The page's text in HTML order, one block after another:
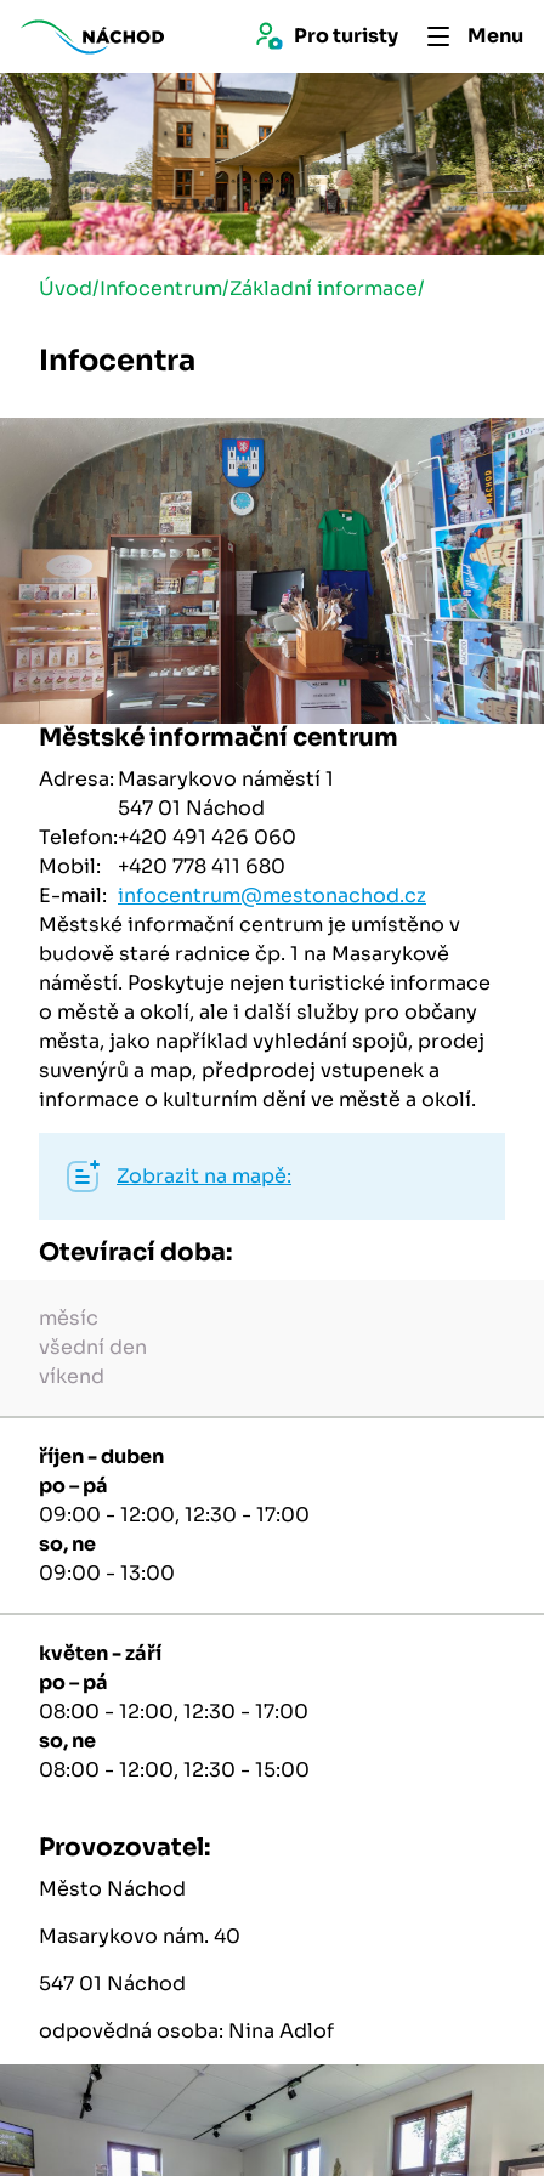
Pro turisty Menu
Úvod/Infocentrum/Základní informace/
Infocentra
Městské informační centrum
Adresa: Masarykovo náměstí 1
547 01 Náchod
Telefon:+420 491 426 060
Mobil:
+420 778 411 680
E-mail: infocentrum@mestonachod.cz
Městské informační centrum je umístěno v
budově staré radnice čp. 1 na Masarykově
náměstí. Poskytuje nejen turistické informace
o městě a okolí, ale i další služby pro občany
města, jako například vyhledání spojů, prodej
suvenýrů a map, předprodej vstupenek a
informace o kulturním dění ve městě a okolí.
Zobrazit na mapě:
Otevírací doba:
měsíc
všední den
víkend
říjen - duben
po – pá
09:00 - 12:00, 12:30 - 17:00
so, ne
09:00 - 13:00
květen - září
po – pá
08:00 - 12:00, 12:30 - 17:00
so, ne
08:00 - 12:00, 12:30 - 15:00
Provozovatel:
Město Náchod
Masarykovo nám. 40
547 01 Náchod
odpovědná osoba: Nina Adlof